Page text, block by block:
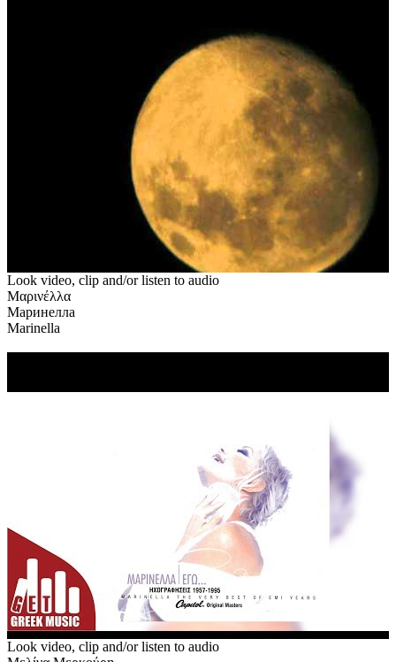
Look video, clip and/or listen to audio
Μαρινέλλα
Маринелла
Marinella
Look video, clip and/or listen to audio